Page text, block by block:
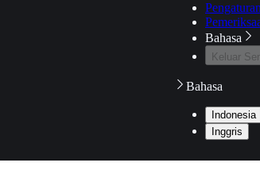
Bahasa
Keluar
Bahasa
Indonesia
Inggris